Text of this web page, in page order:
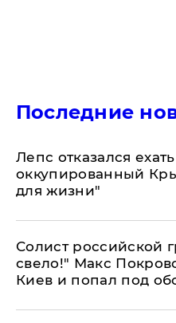
Последние
Лепс отказался
оккупированный
для жизни"
Солист российской
свело!" Макс
Киев и попал под